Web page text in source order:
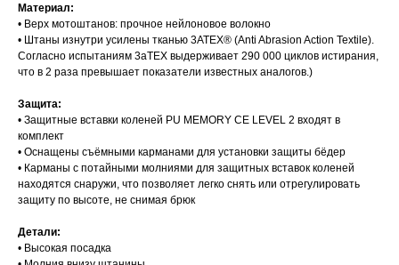
Материал:
• Верх мотоштанов: прочное нейлоновое волокно
• Штаны изнутри усилены тканью 3ATEX® (Anti Abrasion Action Textile).
Согласно испытаниям 3аТЕХ выдерживает 290 000 циклов истирания,
что в 2 раза превышает показатели известных аналогов.)
Защита:
• Защитные вставки коленей PU MEMORY CE LEVEL 2 входят в
комплект
• Оснащены съёмными карманами для установки защиты бёдер
• Карманы с потайными молниями для защитных вставок коленей
находятся снаружи, что позволяет легко снять или отрегулировать
защиту по высоте, не снимая брюк
Детали:
• Высокая посадка